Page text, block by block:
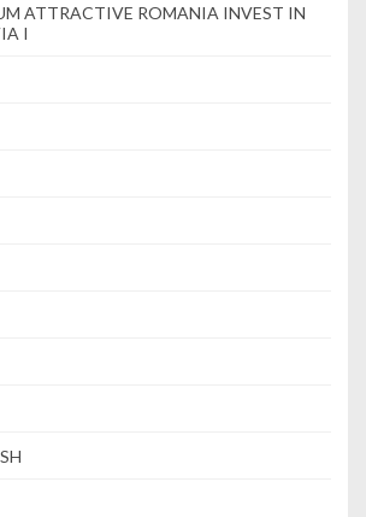
ATTRACTIVE ROMANIA INVEST IN
I